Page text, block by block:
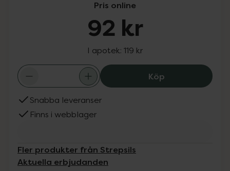
Pris online
92 kr
I apotek: 119 kr
KöpStrepsils
Snabba leveranser
Finns i webblager
Fler produkter från Strepsils
Aktuella erbjudanden